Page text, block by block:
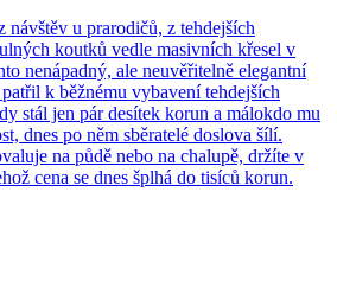
návštěv u prarodičů, z tehdejších
koutků vedle masivních křesel v
nenápadný, ale neuvěřitelně elegantní
k běžnému vybavení tehdejších
stál jen pár desítek korun a málokdo mu
dnes po něm sběratelé doslova šílí.
na půdě nebo na chalupě, držíte v
cena se dnes šplhá do tisíců korun.